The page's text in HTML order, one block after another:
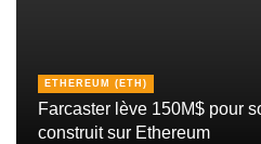
ETHEREUM (ETH)
Farcaster lève 150M$ pour
construit sur Ethereum